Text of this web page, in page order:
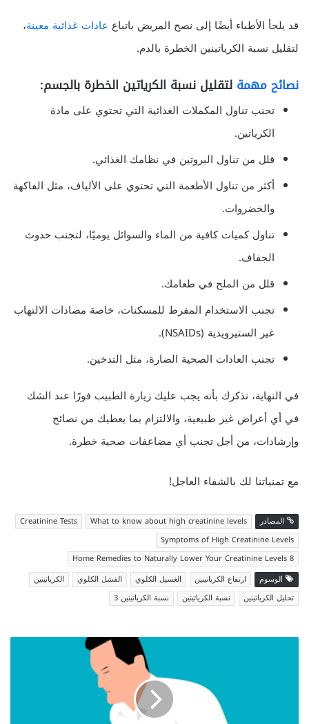
قد يلجأ الأطباء أيضًا إلى نصح المريض باتباع عادات غذائية معينة،
لتقليل نسبة الكرياتينين الخطرة بالدم.
نصائح مهمة لتقليل نسبة الكرياتين الخطرة بالجسم:
تجنب تناول المكملات الغذائية التي تحتوي على مادة
الكرياتين.
قلل من تناول البروتين في نظامك الغذائي.
أكثر من تناول الأطعمة التي تحتوي على الألياف، مثل الفاكهة
والخضروات.
تناول كميات كافية من الماء والسوائل يوميًا، لتجنب حدوث
الجفاف.
قلل من الملح في طعامك.
تجنب الاستخدام المفرط للمسكنات، خاصة مضادات الالتهاب
غير الستيرويدية (NSAIDs).
تجنب العادات الصحية الضارة، مثل التدخين.
في النهاية، نذكرك بأنه يجب عليك زيارة الطبيب فورًا عند الشك
في أي أعراض غير طبيعية، والالتزام بما يعطيك من نصائح
وإرشادات، من أجل تجنب أي مضاعفات صحية خطرة.
مع تمنياتنا لك بالشفاء العاجل!
المصادر What to know about high creatinine levels
Creatinine Tests
Symptoms of High Creatinine Levels
8 Home Remedies to Naturally Lower Your Creatinine Levels
الوسوم
ارتفاع الكرياتينين الغسيل الكلوي الفشل الكلوي
الكرياتينين
تحليل الكرياتينين
نسبة الكرياتينين نسبة الكرياتينين 3
أعراض